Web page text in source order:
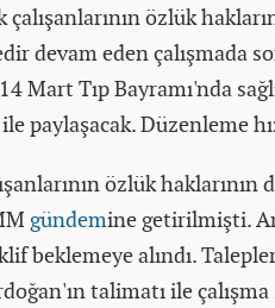
çalışanlarının özlük
devam eden çalışmada
Mart Tıp Bayramı'nda
paylaşacak. Düzenleme
özlük
gündemine getirilmişti.
beklemeye alındı.
talimatı ile